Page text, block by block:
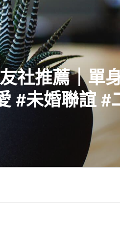
社推薦｜單
#未婚聯誼 #